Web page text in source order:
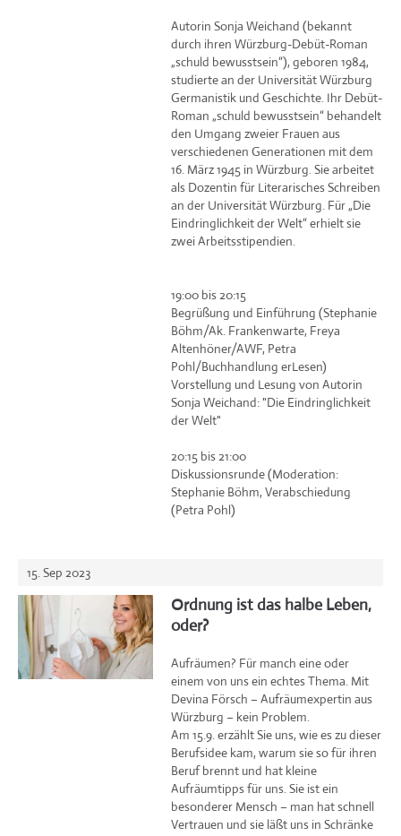
Autorin Sonja Weichand (bekannt
durch ihren Würzburg-Debüt-Roman
„schuld bewusstsein“), geboren 1984,
studierte an der Universität Würzburg
Germanistik und Geschichte. Ihr Debüt-
Roman „schuld bewusstsein“ behandelt
den Umgang zweier Frauen aus
verschiedenen Generationen mit dem
16. März 1945 in Würzburg. Sie arbeitet
als Dozentin für Literarisches Schreiben
an der Universität Würzburg. Für „Die
Eindringlichkeit der Welt“ erhielt sie
zwei Arbeitsstipendien.
19:00 bis 20:15
Begrüßung und Einführung (Stephanie
Böhm/Ak. Frankenwarte, Freya
Altenhöner/AWF, Petra
Pohl/Buchhandlung erLesen)
Vorstellung und Lesung von Autorin
Sonja Weichand: "Die Eindringlichkeit
der Welt"
20:15 bis 21:00
Diskussionsrunde (Moderation:
Stephanie Böhm, Verabschiedung
(Petra Pohl)
15. Sep 2023
Ordnung ist das halbe Leben,
oder?
Aufräumen? Für manch eine oder
einem von uns ein echtes Thema. Mit
Devina Försch – Aufräumexpertin aus
Würzburg – kein Problem.
Am 15.9. erzählt Sie uns, wie es zu dieser
Berufsidee kam, warum sie so für ihren
Beruf brennt und hat kleine
Aufräumtipps für uns. Sie ist ein
besonderer Mensch – man hat schnell
Vertrauen und sie läßt uns in Schränke